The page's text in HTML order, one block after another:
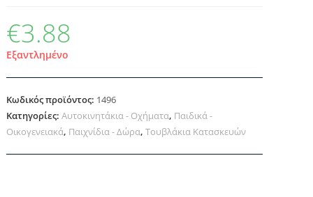
€3.88
Εξαντλημένο
Κωδικός προϊόντος: 1496
Κατηγορίες:Αυτοκινητάκια - Οχήματα, Παιδικά -
Οικογενειακά, Παιχνίδια - Δώρα,Τουβλάκια Κατασκευών